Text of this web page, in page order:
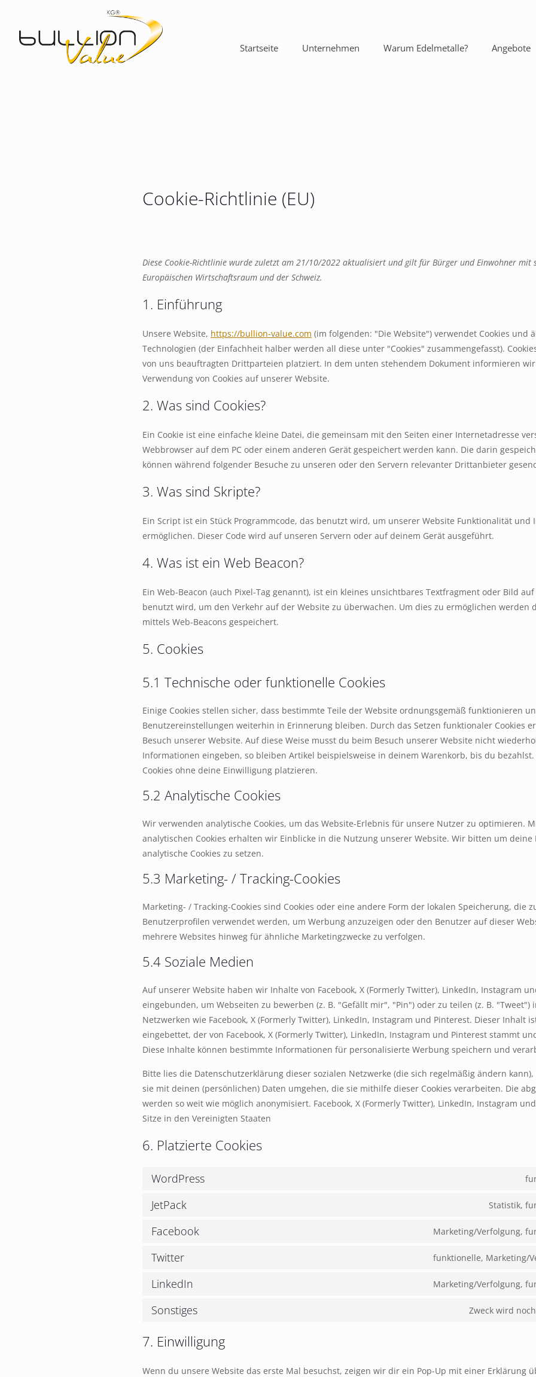
Startseite Unternehmen Warum Edelmetalle? Angebote
Cookie-Richtlinie (EU)
Diese Cookie-Richtlinie wurde zuletzt am 21/10/2022 aktualisiert und gilt für Bürger und Einwohner mit
Europäischen Wirtschaftsraum und der Schweiz.
1. Einführung
Unsere Website, https://bullion-value.com (im folgenden: "Die Website") verwendet Cookies und
Technologien (der Einfachheit halber werden all diese unter "Cookies" zusammengefasst).
von uns beauftragten Drittparteien platziert. In dem unten stehendem Dokument informieren
Verwendung von Cookies auf unserer Website.
2. Was sind Cookies?
Ein Cookie ist eine einfache kleine Datei, die gemeinsam mit den Seiten einer Internetadresse
Webbrowser auf dem PC oder einem anderen Gerät gespeichert werden kann. Die darin
können während folgender Besuche zu unseren oder den Servern relevanter Drittanbieter
3. Was sind Skripte?
Ein Script ist ein Stück Programmcode, das benutzt wird, um unserer Website Funktionalität und
ermöglichen. Dieser Code wird auf unseren Servern oder auf deinem Gerät ausgeführt.
4. Was ist ein Web Beacon?
Ein Web-Beacon (auch Pixel-Tag genannt), ist ein kleines unsichtbares Textfragment oder Bild
benutzt wird, um den Verkehr auf der Website zu überwachen. Um dies zu ermöglichen werden
mittels Web-Beacons gespeichert.
5. Cookies
5.1 Technische oder funktionelle Cookies
Einige Cookies stellen sicher, dass bestimmte Teile der Website ordnungsgemäß funktionieren
Benutzereinstellungen weiterhin in Erinnerung bleiben. Durch das Setzen funktionaler Cookies
Besuch unserer Website. Auf diese Weise musst du beim Besuch unserer Website nicht
Informationen eingeben, so bleiben Artikel beispielsweise in deinem Warenkorb, bis du
Cookies ohne deine Einwilligung platzieren.
5.2 Analytische Cookies
Wir verwenden analytische Cookies, um das Website-Erlebnis für unsere Nutzer zu optimieren.
analytischen Cookies erhalten wir Einblicke in die Nutzung unserer Website. Wir bitten um deine
analytische Cookies zu setzen.
5.3 Marketing- / Tracking-Cookies
Marketing- / Tracking-Cookies sind Cookies oder eine andere Form der lokalen Speicherung, die
Benutzerprofilen verwendet werden, um Werbung anzuzeigen oder den Benutzer auf dieser
mehrere Websites hinweg für ähnliche Marketingzwecke zu verfolgen.
5.4 Soziale Medien
Auf unserer Website haben wir Inhalte von Facebook, X (Formerly Twitter), LinkedIn, Instagram
eingebunden, um Webseiten zu bewerben (z. B. "Gefällt mir", "Pin") oder zu teilen (z. B. "Tweet")
Netzwerken wie Facebook, X (Formerly Twitter), LinkedIn, Instagram und Pinterest. Dieser Inhalt
eingebettet, der von Facebook, X (Formerly Twitter), LinkedIn, Instagram und Pinterest stammt
Diese Inhalte können bestimmte Informationen für personalisierte Werbung speichern und
Bitte lies die Datenschutzerklärung dieser sozialen Netzwerke (die sich regelmäßig ändern
sie mit deinen (persönlichen) Daten umgehen, die sie mithilfe dieser Cookies verarbeiten. Die
werden so weit wie möglich anonymisiert. Facebook, X (Formerly Twitter), LinkedIn, Instagram
Sitze in den Vereinigten Staaten
6. Platzierte Cookies
WordPress
JetPack Statistik,
Facebook Marketing/Verfolgung,
Twitter funktionelle, Marketing/
LinkedIn Marketing/Verfolgung,
Sonstiges Zweck wird
7. Einwilligung
Wenn du unsere Website das erste Mal besuchst, zeigen wir dir ein Pop-Up mit einer Erklärung